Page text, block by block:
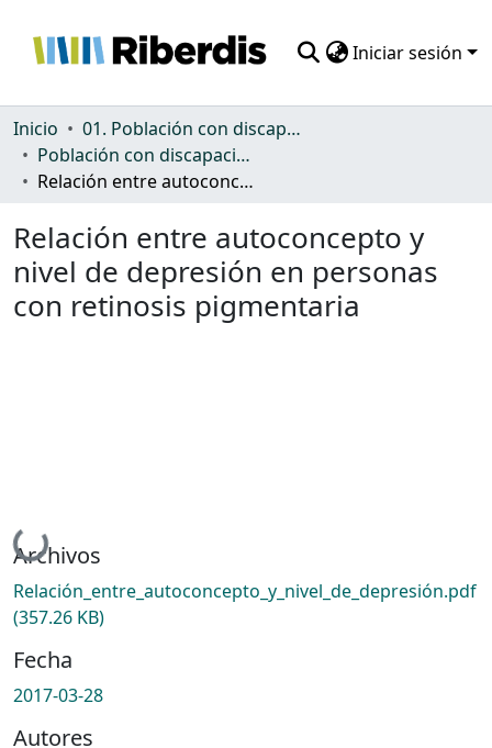
Iniciar sesión
Comunidades
Todo DSpace
Inicio
01. Población con discapacidad: general
Población con discapacidad: general
Relación entre autoconcepto y nivel de depresión en personas con retinosis pigmentaria
Relación entre autoconcepto y
nivel de depresión en personas
con retinosis pigmentaria
Cargando...
Archivos
Relación_entre_autoconcepto_y_nivel_de_depresión.pdf
(357.26 KB)
Fecha
2017-03-28
Autores